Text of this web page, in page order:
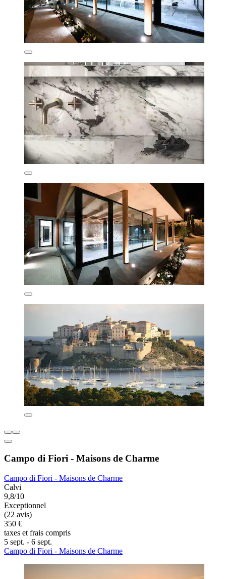
Campo di Fiori - Maisons de Charme
Campo di Fiori - Maisons de Charme
Calvi
9,8/10
Exceptionnel
(22 avis)
350 €
taxes et frais compris
5 sept. - 6 sept.
Campo di Fiori - Maisons de Charme